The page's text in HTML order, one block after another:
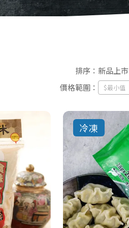
排序： 新品上市
價格範圍：
冷凍